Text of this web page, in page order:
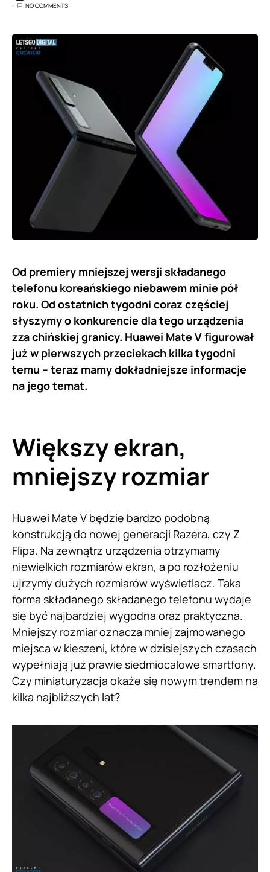
NO COMMENTS
Od premiery mniejszej wersji składanego
telefonu koreańskiego niebawem minie pół
roku. Od ostatnich tygodni coraz częściej
słyszymy o konkurencie dla tego urządzenia
zza chińskiej granicy. Huawei Mate V figurował
już w pierwszych przeciekach kilka tygodni
temu – teraz mamy dokładniejsze informacje
na jego temat.
Większy ekran,
mniejszy rozmiar
Huawei Mate V będzie bardzo podobną
konstrukcją do nowej generacji Razera, czy Z
Flipa. Na zewnątrz urządzenia otrzymamy
niewielkich rozmiarów ekran, a po rozłożeniu
ujrzymy dużych rozmiarów wyświetlacz. Taka
forma składanego składanego telefonu wydaje
się być najbardziej wygodna oraz praktyczna.
Mniejszy rozmiar oznacza mniej zajmowanego
miejsca w kieszeni, które w dzisiejszych czasach
wypełniają już prawie siedmiocalowe smartfony.
Czy miniaturyzacja okaże się nowym trendem na
kilka najbliższych lat?